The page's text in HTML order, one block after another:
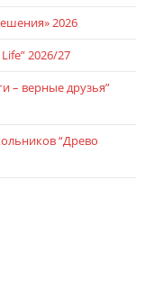
2026
2026/27
– верные друзья”
“Древо